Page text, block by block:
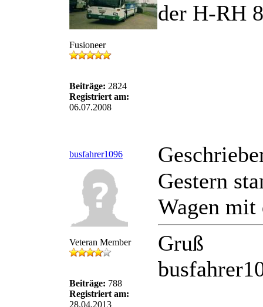
Fusioneer
Beiträge: 2824
Registriert am:
06.07.2008
der H-RH
busfahrer1096
Veteran Member
Beiträge: 788
Registriert am:
28.04.2013
Gestern
Wagen mit
Gruß